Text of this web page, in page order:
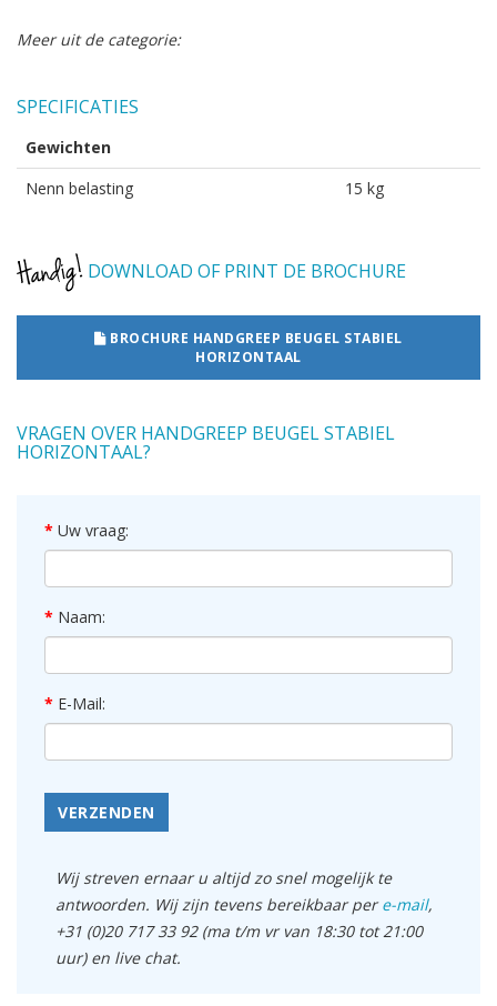
Meer uit de categorie:
SPECIFICATIES
Gewichten
Nenn belasting
15 kg
DOWNLOAD OF PRINT DE BROCHURE
BROCHURE HANDGREEP BEUGEL STABIEL
HORIZONTAAL
VRAGEN OVER HANDGREEP BEUGEL STABIEL
HORIZONTAAL?
Uw vraag:
Naam:
E-Mail:
VERZENDEN
Wij streven ernaar u altijd zo snel mogelijk te
antwoorden. Wij zijn tevens bereikbaar pere-mail,
+31 (0)20 717 33 92 (ma t/m vr van 18:30 tot 21:00
uur) en live chat.